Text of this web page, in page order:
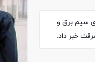
از دستگيری 3 سارق حرفه ای سیم برق و